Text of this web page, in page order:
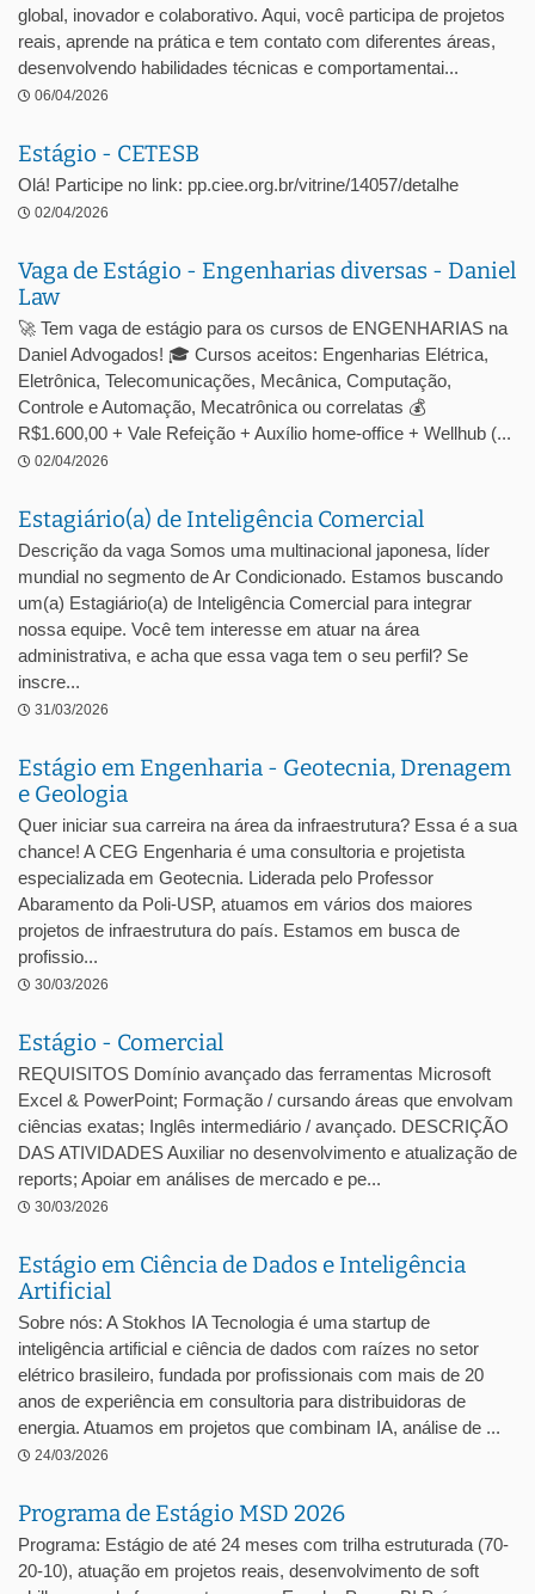
global, inovador e colaborativo. Aqui, você participa de projetos
reais, aprende na prática e tem contato com diferentes áreas,
desenvolvendo habilidades técnicas e comportamentai...
06/04/2026
Estágio - CETESB
Olá! Participe no link: pp.ciee.org.br/vitrine/14057/detalhe
02/04/2026
Vaga de Estágio - Engenharias diversas - Daniel
Law
🚀 Tem vaga de estágio para os cursos de ENGENHARIAS na
Daniel Advogados! 🎓 Cursos aceitos: Engenharias Elétrica,
Eletrônica, Telecomunicações, Mecânica, Computação,
Controle e Automação, Mecatrônica ou correlatas 💰
R$1.600,00 + Vale Refeição + Auxílio home-office + Wellhub (...
02/04/2026
Estagiário(a) de Inteligência Comercial
Descrição da vaga Somos uma multinacional japonesa, líder
mundial no segmento de Ar Condicionado. Estamos buscando
um(a) Estagiário(a) de Inteligência Comercial para integrar
nossa equipe. Você tem interesse em atuar na área
administrativa, e acha que essa vaga tem o seu perfil? Se
inscre...
31/03/2026
Estágio em Engenharia - Geotecnia, Drenagem
e Geologia
Quer iniciar sua carreira na área da infraestrutura? Essa é a sua
chance! A CEG Engenharia é uma consultoria e projetista
especializada em Geotecnia. Liderada pelo Professor
Abaramento da Poli-USP, atuamos em vários dos maiores
projetos de infraestrutura do país. Estamos em busca de
profissio...
30/03/2026
Estágio - Comercial
REQUISITOS Domínio avançado das ferramentas Microsoft
Excel & PowerPoint; Formação / cursando áreas que envolvam
ciências exatas; Inglês intermediário / avançado. DESCRIÇÃO
DAS ATIVIDADES Auxiliar no desenvolvimento e atualização de
reports; Apoiar em análises de mercado e pe...
30/03/2026
Estágio em Ciência de Dados e Inteligência
Artificial
Sobre nós: A Stokhos IA Tecnologia é uma startup de
inteligência artificial e ciência de dados com raízes no setor
elétrico brasileiro, fundada por profissionais com mais de 20
anos de experiência em consultoria para distribuidoras de
energia. Atuamos em projetos que combinam IA, análise de ...
24/03/2026
Programa de Estágio MSD 2026
Programa: Estágio de até 24 meses com trilha estruturada (70-
20-10), atuação em projetos reais, desenvolvimento de soft